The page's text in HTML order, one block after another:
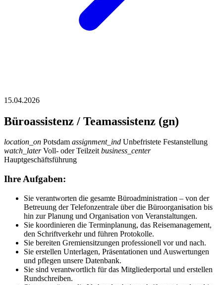
15.04.2026
Büroassistenz / Teamassistenz (gn)
location_on Potsdam assignment_ind Unbefristete Festanstellung
watch_laterVoll- oder Teilzeitbusiness_center
Hauptgeschäftsführung
Ihre Aufgaben:
Sie verantworten die gesamte Büroadministration – von der
Betreuung der Telefonzentrale über die Büroorganisation bis
hin zur Planung und Organisation von Veranstaltungen.
Sie koordinieren die Terminplanung, das Reisemanagement,
den Schriftverkehr und führen Protokolle.
Sie bereiten Gremiensitzungen professionell vor und nach.
Sie erstellen Unterlagen, Präsentationen und Auswertungen
und pflegen unsere Datenbank.
Sie sind verantwortlich für das Mitgliederportal und erstellen
Rundschreiben.